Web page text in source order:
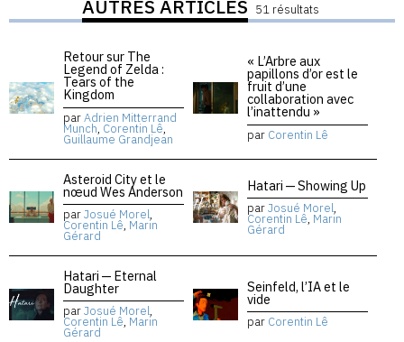
AUTRES ARTICLES 51 résultats
Retour sur The
Legend of Zelda :
Tears of the
Kingdom
parAdrien Mitterrand
Munch, Corentin Lê,
Guillaume Grandjean
« L’Arbre aux
papillons d’or est le
fruit d’une
collaboration avec
l’inattendu »
par Corentin Lê
Asteroid City et le
nœud Wes Anderson
parJosué Morel,
Corentin Lê, Marin
Gérard
Hatari — Showing Up
parJosué Morel,
Corentin Lê, Marin
Gérard
Hatari — Eternal
Daughter
parJosué Morel,
Corentin Lê, Marin
Gérard
Seinfeld, l’IA et le
vide
par Corentin Lê